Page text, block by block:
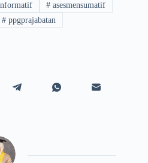
# asesmensumatif
#ppgprajabatan